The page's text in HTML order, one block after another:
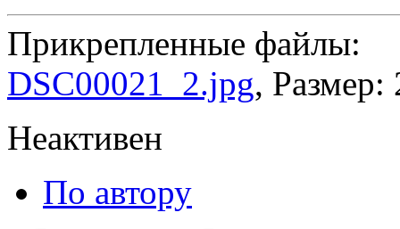
Прикрепленные файлы:
DSC00021_2.jpg, Размер:
Неактивен
По автору